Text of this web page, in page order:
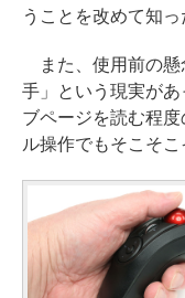
うことを改めて知っ
また、使用前の懸
手」という現実が
ブページを読む程
ル操作でもそこそこ